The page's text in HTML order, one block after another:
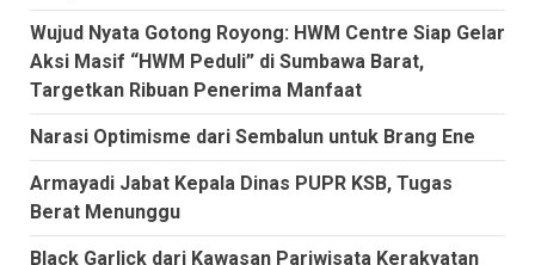
Wujud Nyata Gotong Royong: HWM Centre Siap Gelar
Aksi Masif “HWM Peduli” di Sumbawa Barat,
Targetkan Ribuan Penerima Manfaat
Narasi Optimisme dari Sembalun untuk Brang Ene
Armayadi Jabat Kepala Dinas PUPR KSB, Tugas
Berat Menunggu
Black Garlick dari Kawasan Pariwisata Kerakyatan